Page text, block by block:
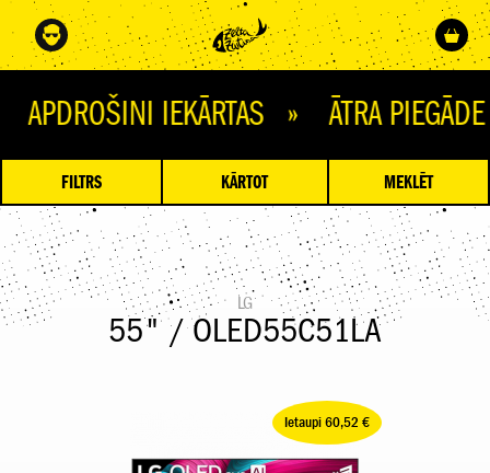
IEKĀRTAS » ĀTRA PIEGĀDE
FILTRS KĀRTOT MEKLĒT
LG
55" / OLED55C51LA
Ietaupi 60,52 €